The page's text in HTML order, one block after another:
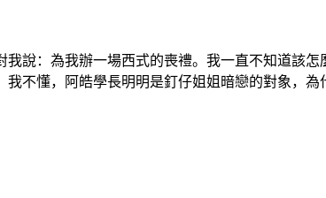
說：為我辦一場西式的喪禮。我一直不知道該
不懂，阿皓學長明明是釘仔姐姐暗戀的對象，